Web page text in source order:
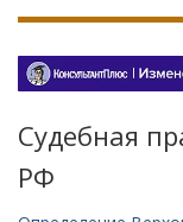
Судебная
РФ